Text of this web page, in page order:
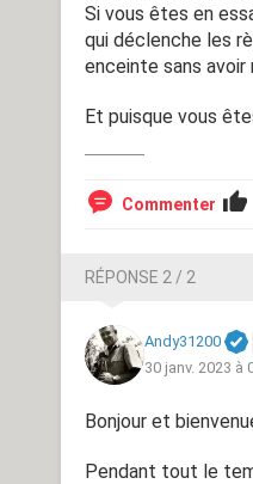
Si vous êtes en
qui déclenche les
enceinte sans avoir
Et puisque vous
Commenter
RÉPONSE 2 / 2
Andy31200
30 janv. 2023 à
Bonjour et
Pendant tout le